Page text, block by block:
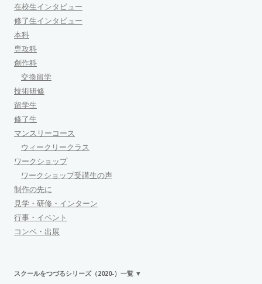
在校生インタビュー
修了生インタビュー
本科
専攻科
創作科
交換留学
技術研修
留学生
修了生
マンスリーコース
ウィークリークラス
ワークショップ
ワークショップ受講生の声
制作の先に
見学・研修・インターン
行事・イベント
コンペ・出展
スクールをつづるシリーズ（2020-）一覧 ▼